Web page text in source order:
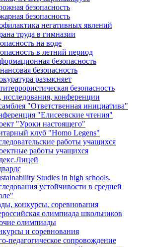
безопасность
безопасность
негативных явлений
труда в гимназии
на воде
в летний период
безопасность
безопасность
разъясняет
безопасность
конференции
"Ответственная инициатива"
"Елисеевские чтения"
"Уроки настоящего"
клуб "Homo Legens"
работы учащихся
работы учащихся
Studies in high schools.
устойчивости в средней
конкурсы, соревнования
олимпиада школьников
олимпиады
и соревнования
педагогическое сопровождение